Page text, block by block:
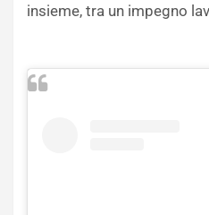
insieme, tra un impegno